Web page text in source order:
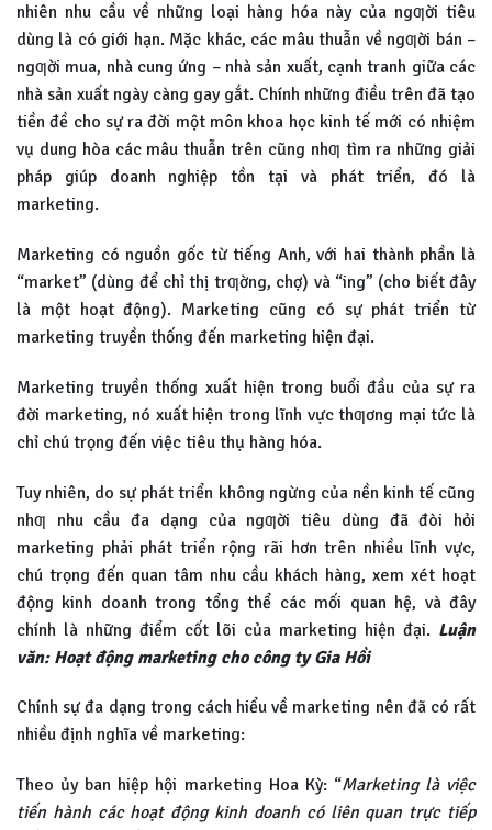
nhiên nhu cầu về những loại hàng hóa này của ngƣời tiêu
dùng là có giới hạn. Mặc khác, các mâu thuẫn về ngƣời bán –
ngƣời mua, nhà cung ứng – nhà sản xuất, cạnh tranh giữa các
nhà sản xuất ngày càng gay gắt. Chính những điều trên đã tạo
tiền đề cho sự ra đời một môn khoa học kinh tế mới có nhiệm
vụ dung hòa các mâu thuẫn trên cũng nhƣ tìm ra những giải
pháp giúp doanh nghiệp tồn tại và phát triển, đó là
marketing.
Marketing có nguồn gốc từ tiếng Anh, với hai thành phần là
“market” (dùng để chỉ thị trƣờng, chợ) và “ing” (cho biết đây
là một hoạt động). Marketing cũng có sự phát triển từ
marketing truyền thống đến marketing hiện đại.
Marketing truyền thống xuất hiện trong buổi đầu của sự ra
đời marketing, nó xuất hiện trong lĩnh vực thƣơng mại tức là
chỉ chú trọng đến việc tiêu thụ hàng hóa.
Tuy nhiên, do sự phát triển không ngừng của nền kinh tế cũng
nhƣ nhu cầu đa dạng của ngƣời tiêu dùng đã đòi hỏi
marketing phải phát triển rộng rãi hơn trên nhiều lĩnh vực,
chú trọng đến quan tâm nhu cầu khách hàng, xem xét hoạt
động kinh doanh trong tổng thể các mối quan hệ, và đây
chính là những điểm cốt lõi của marketing hiện đại. Luận
văn: Hoạt động marketing cho công ty Gia Hồi
Chính sự đa dạng trong cách hiểu về marketing nên đã có rất
nhiều định nghĩa về marketing:
Theo ủy ban hiệp hội marketing Hoa Kỳ: “Marketing là việc
tiến hành các hoạt động kinh doanh có liên quan trực tiếp